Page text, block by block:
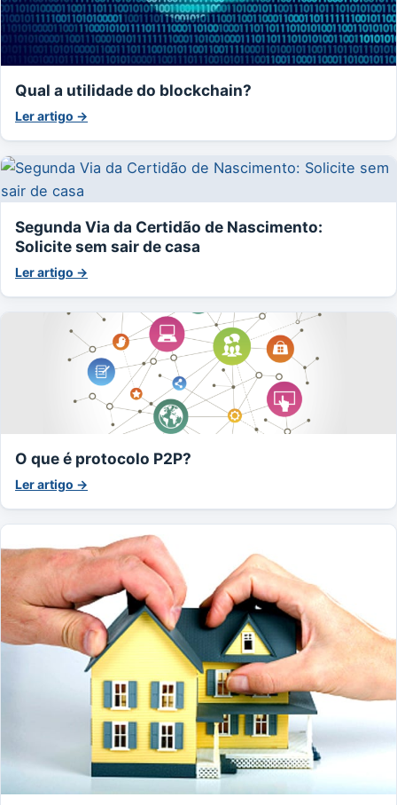
Qual a utilidade do blockchain?
Ler artigo →
Segunda Via da Certidão de Nascimento:
Solicite sem sair de casa
Ler artigo →
O que é protocolo P2P?
Ler artigo →